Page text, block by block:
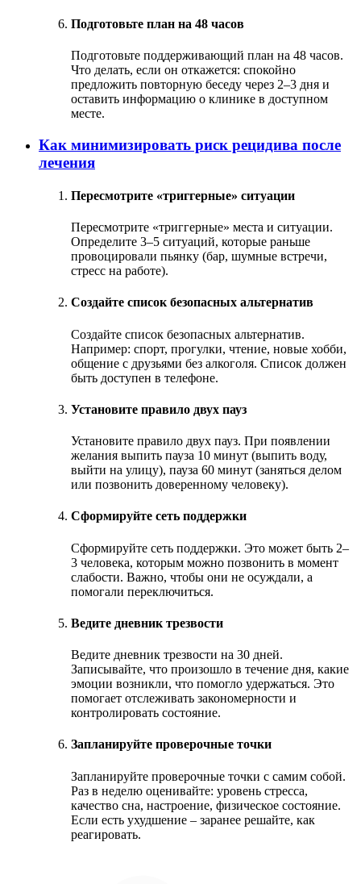
Подготовьте план на 48 часов
Подготовьте поддерживающий план на 48 часов.
Что делать, если он откажется: спокойно
предложить повторную беседу через 2–3 дня и
оставить информацию о клинике в доступном
месте.
Как минимизировать риск рецидива после
лечения
Пересмотрите «триггерные» ситуации
Пересмотрите «триггерные» места и ситуации.
Определите 3–5 ситуаций, которые раньше
провоцировали пьянку (бар, шумные встречи,
стресс на работе).
Создайте список безопасных альтернатив
Создайте список безопасных альтернатив.
Например: спорт, прогулки, чтение, новые хобби,
общение с друзьями без алкоголя. Список должен
быть доступен в телефоне.
Установите правило двух пауз
Установите правило двух пауз. При появлении
желания выпить пауза 10 минут (выпить воду,
выйти на улицу), пауза 60 минут (заняться делом
или позвонить доверенному человеку).
Сформируйте сеть поддержки
Сформируйте сеть поддержки. Это может быть 2–
3 человека, которым можно позвонить в момент
слабости. Важно, чтобы они не осуждали, а
помогали переключиться.
Ведите дневник трезвости
Ведите дневник трезвости на 30 дней.
Записывайте, что произошло в течение дня, какие
эмоции возникли, что помогло удержаться. Это
помогает отслеживать закономерности и
контролировать состояние.
Запланируйте проверочные точки
Запланируйте проверочные точки с самим собой.
Раз в неделю оценивайте: уровень стресса,
качество сна, настроение, физическое состояние.
Если есть ухудшение – заранее решайте, как
реагировать.